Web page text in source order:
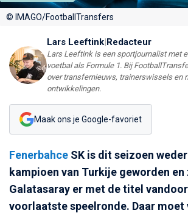
© IMAGO/FootballTransfers
Lars Leeftink|Redacteur
Lars Leeftink is een sportjournalist met
voetbal als Formule 1. Bij
over transfernieuws, trainerswissels en
ontwikkelingen.
Maak ons je Google-favoriet
Fenerbahce SK is dit seizoen
kampioen van Turkije geworden en
Galatasaray er met de titel
voorlaatste speelronde. Daar moet